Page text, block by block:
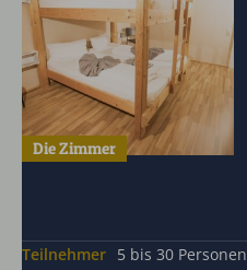
Die Zimmer
Teilnehmer 5 bis 30 Personen